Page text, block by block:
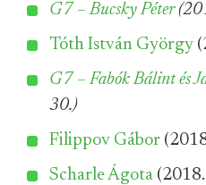
G7 – Bucsky Péter
Tóth István György
G7 – Fabók Bálint és
30.)
Filippov Gábor
Scharle Ágota